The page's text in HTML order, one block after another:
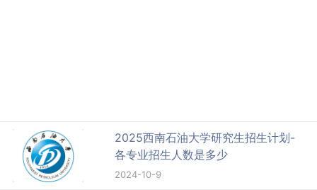
2025西南石油大学研究生招生计划-
各专业招生人数是多少
2024-10-9